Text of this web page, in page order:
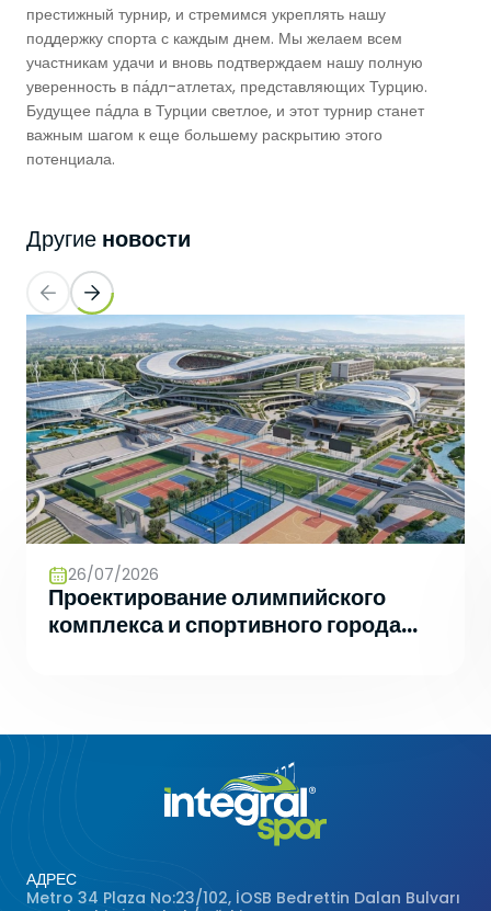
престижный турнир, и стремимся укреплять нашу
поддержку спорта с каждым днем. Мы желаем всем
участникам удачи и вновь подтверждаем нашу полную
уверенность в па́дл-атлетах, представляющих Турцию.
Будущее па́дла в Турции светлое, и этот турнир станет
важным шагом к еще большему раскрытию этого
потенциала.
Другие новости
26/07/2026
Проектирование олимпийского
комплекса и спортивного города
АДРЕС
Metro 34 Plaza No:23/102, İOSB Bedrettin Dalan Bulvarı